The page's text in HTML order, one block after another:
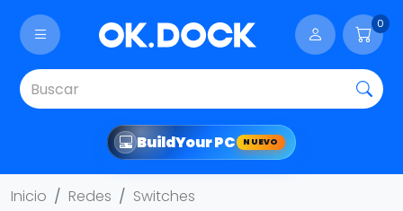
0
BuildYour PC NUEVO
Inicio Redes Switches